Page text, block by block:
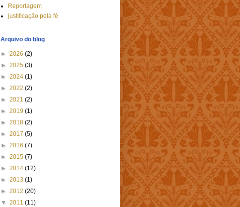
Reportagem
justificação pela fé
Arquivo do blog
► 2026 (2)
► 2025 (3)
► 2024 (1)
► 2022 (2)
► 2021 (2)
► 2019 (1)
► 2018 (2)
► 2017 (5)
► 2016 (7)
► 2015 (7)
► 2014 (12)
► 2013 (1)
► 2012 (20)
▼ 2011 (11)